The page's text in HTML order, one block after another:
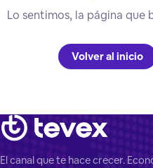
Lo sentimos, la página que
Volver al inicio
El canal que te hace crecer.